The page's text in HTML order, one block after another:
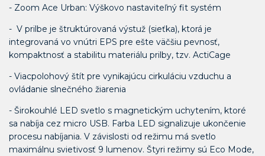
- Zoom Ace Urban: Výškovo nastaviteľný fit systém
- V prilbe je štruktúrovaná výstuž (sieťka), ktorá je
integrovaná vo vnútri EPS pre ešte väčšiu pevnosť,
kompaktnosť a stabilitu materiálu prilby, tzv. ActiCage
- Viacpolohový štít pre vynikajúcu cirkuláciu vzduchu a
ovládanie slnečného žiarenia
- Širokouhlé LED svetlo s magnetickým uchytením, ktoré
sa nabíja cez micro USB. Farba LED signalizuje ukončenie
procesu nabíjania. V závislosti od režimu má svetlo
maximálnu svietivosť 9 lumenov. Štyri režimy sú Eco Mode,